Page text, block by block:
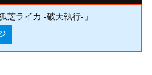
芝ライカ -破天執行-」